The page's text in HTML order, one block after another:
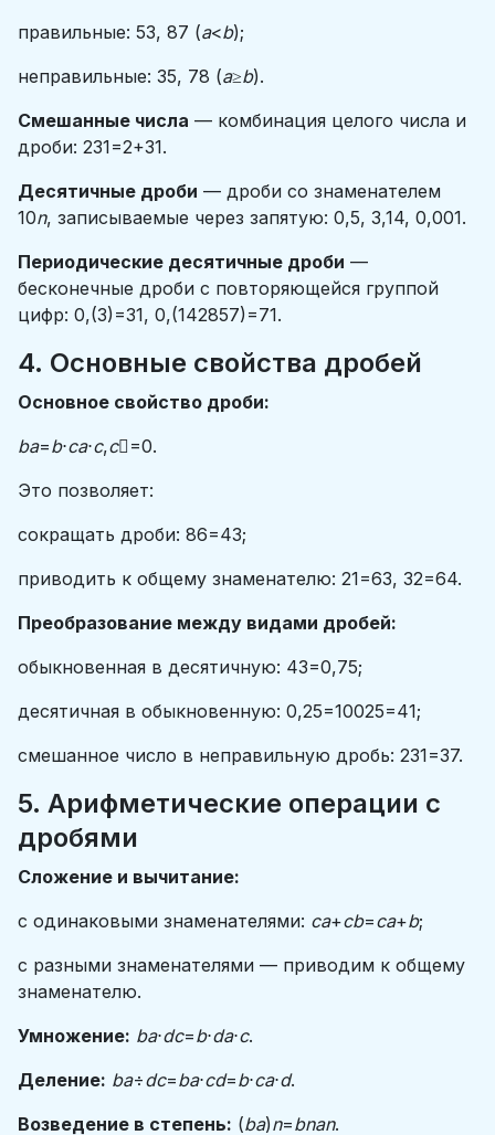
правильные: 53​, 87​ (a<b);
неправильные: 35​, 78​ (a≥b).
Смешанные числа — комбинация целого числа и
дроби: 231​=2+31​.
Десятичные дроби — дроби со знаменателем
10n, записываемые через запятую: 0,5, 3,14, 0,001.
Периодические десятичные дроби —
бесконечные дроби с повторяющейся группой
цифр: 0,(3)=31​, 0,(142857)=71​.
4. Основные свойства дробей
Основное свойство дроби:
ba​=b⋅ca⋅c​,c=0.
Это позволяет:
сокращать дроби: 86​=43​;
приводить к общему знаменателю: 21​=63​, 32​=64​.
Преобразование между видами дробей:
обыкновенная в десятичную: 43​=0,75;
десятичная в обыкновенную: 0,25=10025​=41​;
смешанное число в неправильную дробь: 231​=37​.
5. Арифметические операции с
дробями
Сложение и вычитание:
с одинаковыми знаменателями: ca​+cb​=ca+b​;
с разными знаменателями — приводим к общему
знаменателю.
Умножение: ba​⋅dc​=b⋅da⋅c​.
Деление: ba​÷dc​=ba​⋅cd​=b⋅ca⋅d​.
Возведение в степень: (ba​)n=bnan​.